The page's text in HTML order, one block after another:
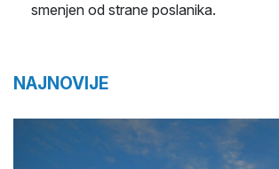
smenjen od strane poslanika.
NAJNOVIJE